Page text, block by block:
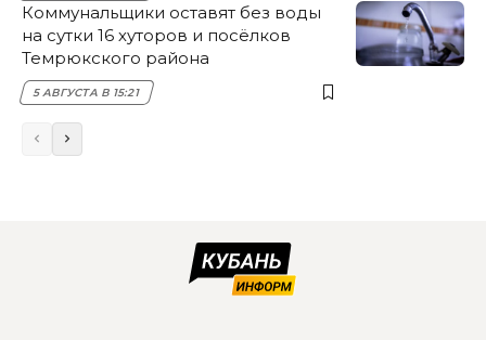
Коммунальщики оставят без воды
на сутки 16 хуторов и посёлков
Темрюкского района
5 АВГУСТА В 15:21